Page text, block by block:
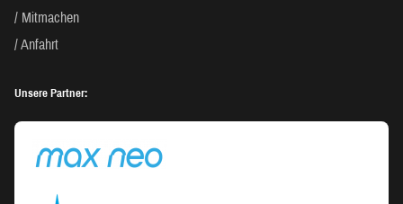
Mitmachen
Anfahrt
Unsere Partner: